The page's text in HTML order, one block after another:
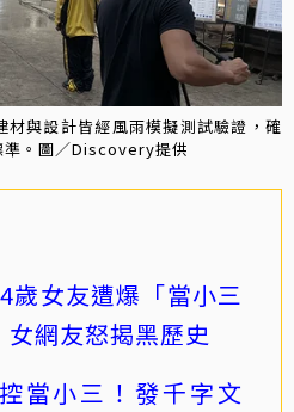
材與設計皆經風雨模擬測試驗證，確
準。圖／Discovery提供
歲女友遭爆「當小三
網友怒揭黑歷史
當小三！發千字文